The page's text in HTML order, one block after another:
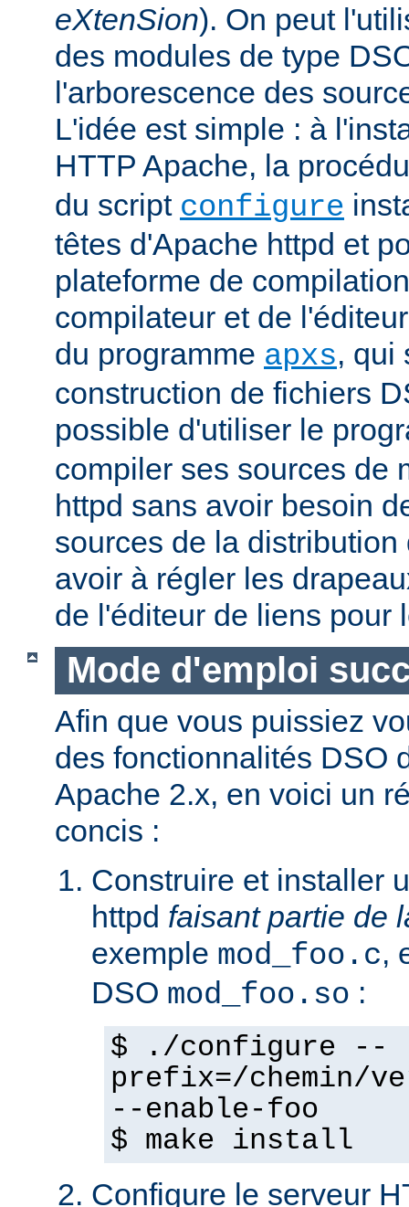
eXtenSion). On peut
des modules de type
l'arborescence des
L'idée est simple : à
HTTP Apache, la
du script configure
têtes d'Apache httpd et
plateforme de
compilateur et de
du programme apxs, qui
construction de fichiers
possible d'utiliser le
compiler ses sources de
httpd sans avoir besoin
sources de la
avoir à régler les
de l'éditeur de liens pour
Mode d'emploi
Afin que vous puissiez
des fonctionnalités DSO
Apache 2.x, en voici un
concis :
Construire et installer
httpd faisant partie de
exemple mod_foo.c,
DSO mod_foo.so :
$ ./configure --
prefix=/chemin/
--enable-foo
$ make install
Configure le serveur